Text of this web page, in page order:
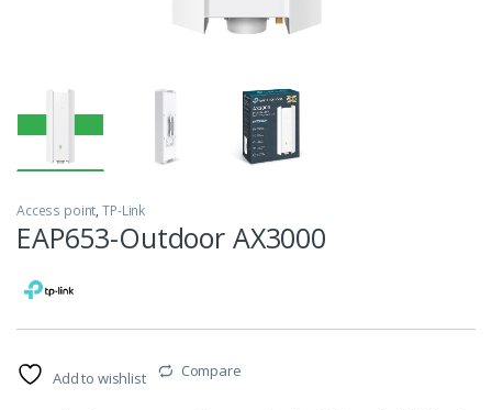
Access point,TP-Link
EAP653-Outdoor AX3000
Add to wishlist Compare